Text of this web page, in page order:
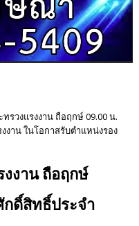
รวงแรงงาน ถือฤกษ์ 09.00 น.
งาน ในโอกาสรับตำแหน่งรอง
งาน ถือฤกษ์
กดิ์สิทธิ์ประจำ